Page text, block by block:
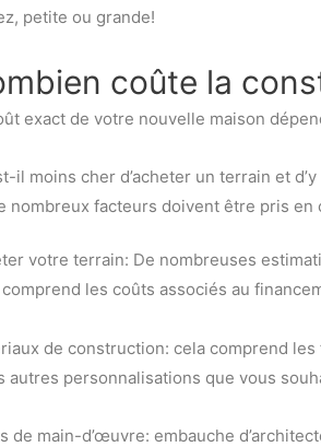
petite ou grande!
coûte la
exact de votre nouvelle maison
il moins cher d’acheter un terrain et
nombreux facteurs doivent être pris en
votre terrain: De nombreuses
comprend les coûts associés au
de construction: cela comprend
autres personnalisations que vous
de main-d’œuvre: embauche